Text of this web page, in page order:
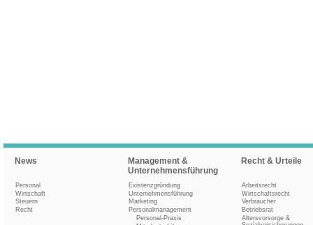
News
Personal
Wirtschaft
Steuern
Recht
Management &
Unternehmensführung
Existenzgründung
Unternehmensführung
Marketing
Personalmanagement
Personal-Praxis
Recht & Urteile
Arbeitsrecht
Wirtschaftsrecht
Verbraucher
Betriebsrat
Altersvorsorge &